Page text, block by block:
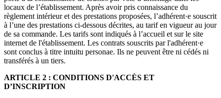
locaux de l’établissement. Après avoir pris connaissance du
règlement intérieur et des prestations proposées, l’adhérent·e souscrit
à l’une des prestations ci-dessous décrites, au tarif en vigueur au jour
de sa commande. Les tarifs sont indiqués à l’accueil et sur le site
internet de l'établissement. Les contrats souscrits par l'adhérent·e
sont conclus à titre intuitu personae. Ils ne peuvent être ni cédés ni
transférés à un tiers.
ARTICLE 2 : CONDITIONS D'ACCÈS ET
D’INSCRIPTION